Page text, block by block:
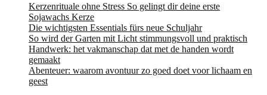
Kerzenrituale ohne Stress So gelingt dir deine erste
Sojawachs Kerze
Die wichtigsten Essentials fürs neue Schuljahr
So wird der Garten mit Licht stimmungsvoll und praktisch
Handwerk: het vakmanschap dat met de handen wordt
gemaakt
Abenteuer: waarom avontuur zo goed doet voor lichaam en
geest